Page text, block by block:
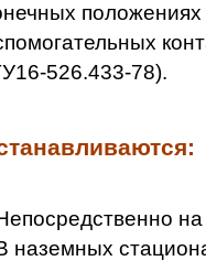
526.433-78).
наземных